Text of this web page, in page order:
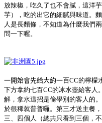
放辣椒，吃久了也不會膩，這洋
芋），吃的出它的細膩與味道。
人是長麵條，不知道為什麼我們
問一下喔。
一開始會先給大約一百CC的檸檬
下方拿約七百CC的冰水壺給客人
解，拿水這招是偷學別的客人的
於很稀就普普囉。第三才送主餐
三、四個人（總共只看到三個，